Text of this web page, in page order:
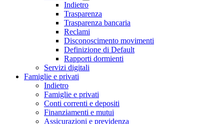
Indietro
Trasparenza
Trasparenza bancaria
Reclami
Disconoscimento movimenti
Definizione di Default
Rapporti dormienti
Servizi digitali
Famiglie e privati
Indietro
Famiglie e privati
Conti correnti e depositi
Finanziamenti e mutui
Assicurazioni e previdenza